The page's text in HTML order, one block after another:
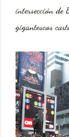
intersección
gigantescos